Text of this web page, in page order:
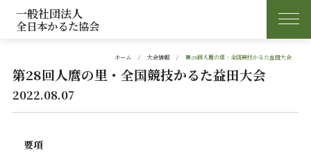
一般社団法人
全日本かるた協会
ホーム 大会情報 第28回人麿の里・全国競技かるた益田大会
第28回人麿の里・全国競技かるた益田大会
2022.08.07
要項